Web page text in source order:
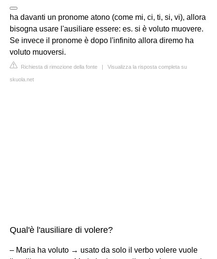
ha davanti un pronome atono (come mi, ci, ti, si, vi), allora
bisogna usare l'ausiliare essere: es. si è voluto muovere.
Se invece il pronome è dopo l'infinito allora diremo ha
voluto muoversi.
Richiesta di rimozione della fonte | Visualizza la risposta completa su
skuola.net
Qual'è l'ausiliare di volere?
– Maria ha voluto → usato da solo il verbo volere vuole